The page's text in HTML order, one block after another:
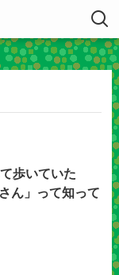
歩いていた
ん」って知って